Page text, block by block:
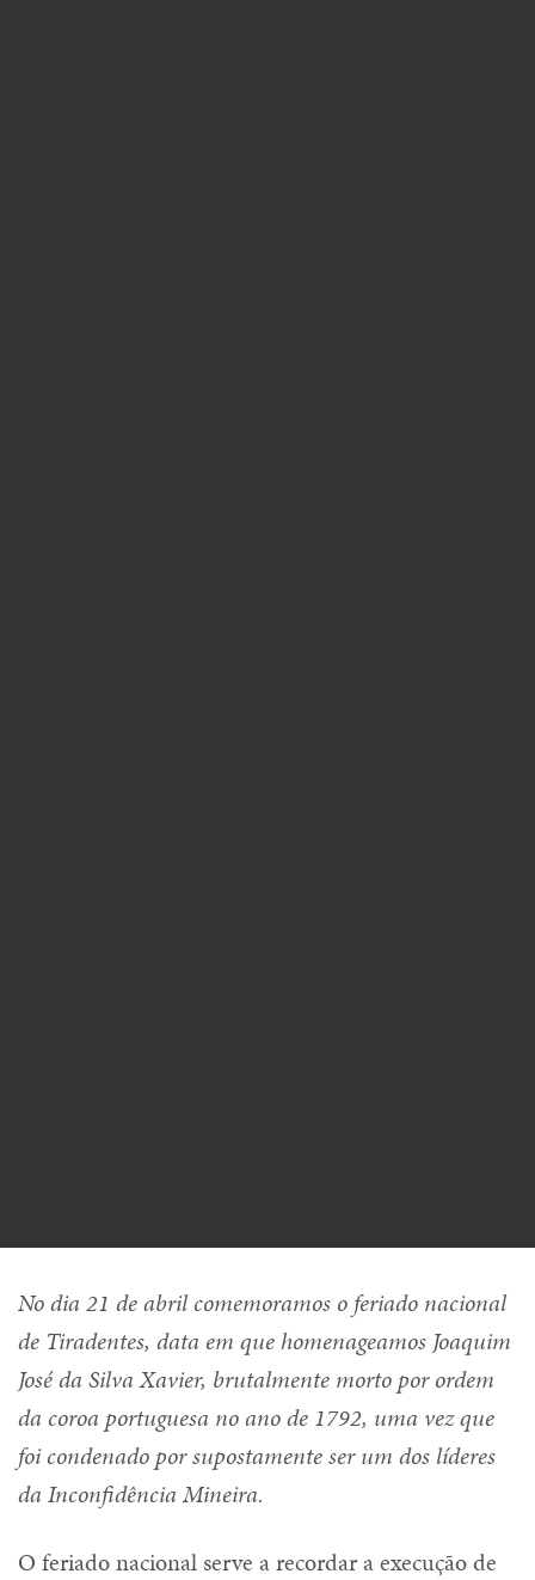
No dia 21 de abril comemoramos o feriado nacional
de Tiradentes, data em que homenageamos Joaquim
José da Silva Xavier, brutalmente morto por ordem
da coroa portuguesa no ano de 1792, uma vez que
foi condenado por supostamente ser um dos líderes
da Inconfidência Mineira.
O feriado nacional serve a recordar a execução de